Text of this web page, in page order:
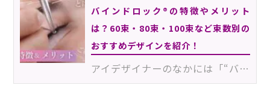
バインドロック®の特徴やメリット
は？60束・80束・100束など束数別の
おすすめデザインを紹介！
アイデザイナーのなかには「“バインドロック®”ってよく聞くけど、何が魅力なんだろう？」「どのくらい持つ…